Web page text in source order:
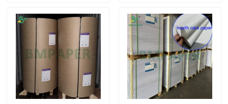
Startseite
Produkte
Über uns